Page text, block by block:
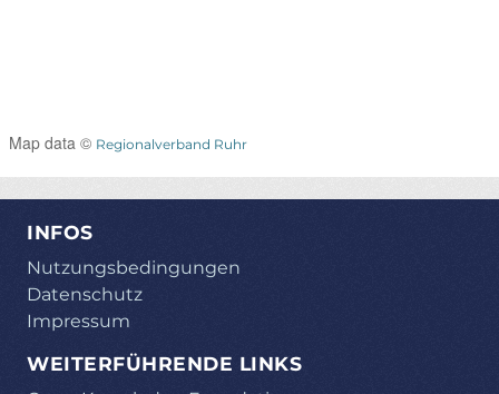
Map data © Regionalverband Ruhr
INFOS
Nutzungsbedingungen
Datenschutz
Impressum
WEITERFÜHRENDE LINKS